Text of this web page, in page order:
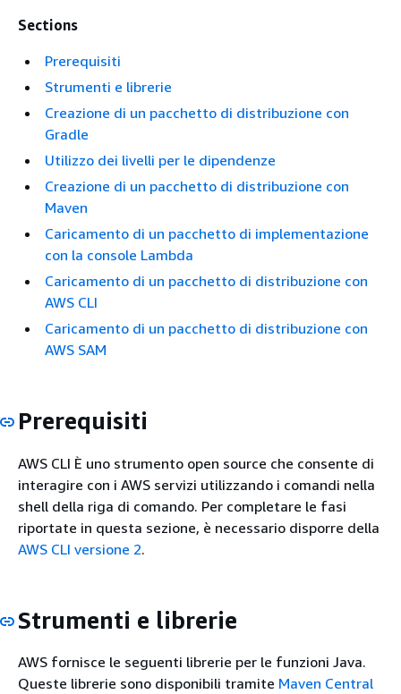
Sections
Prerequisiti
Strumenti e librerie
Creazione di un pacchetto di distribuzione con
Gradle
Utilizzo dei livelli per le dipendenze
Creazione di un pacchetto di distribuzione con
Maven
Caricamento di un pacchetto di implementazione
con la console Lambda
Caricamento di un pacchetto di distribuzione con
AWS CLI
Caricamento di un pacchetto di distribuzione con
AWS SAM
Prerequisiti
AWS CLI È uno strumento open source che consente di
interagire con i AWS servizi utilizzando i comandi nella
shell della riga di comando. Per completare le fasi
riportate in questa sezione, è necessario disporre della
AWS CLI versione 2.
Strumenti e librerie
AWS fornisce le seguenti librerie per le funzioni Java.
Queste librerie sono disponibili tramite Maven Central